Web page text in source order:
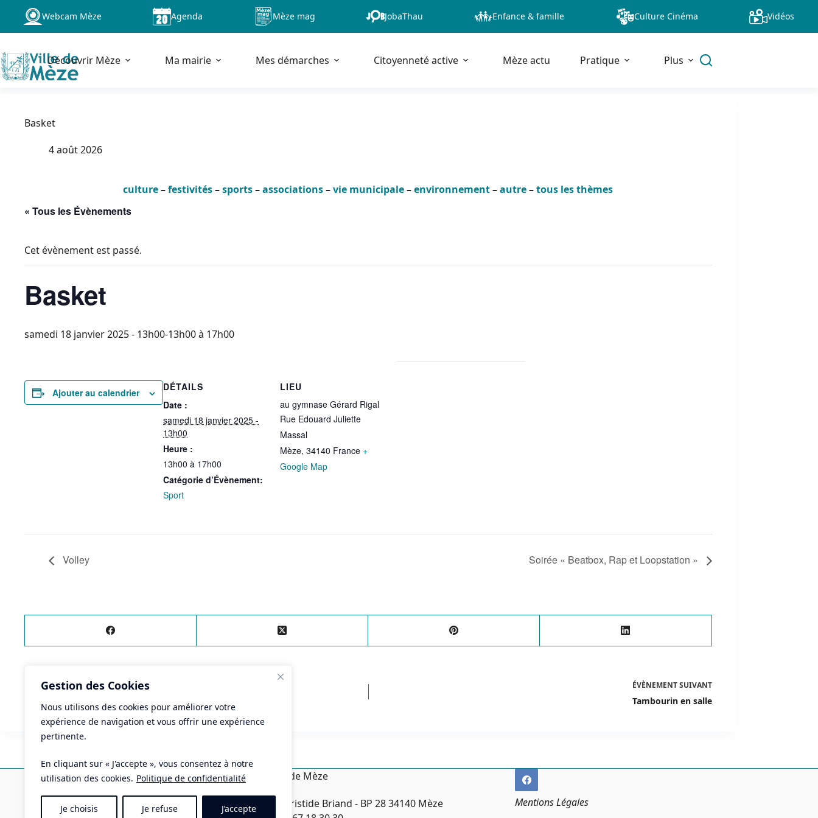
Gestion des Cookies
Nous utilisons des cookies pour améliorer votre
expérience de navigation et vous offrir une expérience
pertinente.
En cliquant sur « J'accepte », vous consentez à notre
utilisation des cookies. Politique de confidentialité
Je choisis Je refuse J’accepte
Passer
contenu
Webcam Mèze Agenda Mèze mag JobaThau Enfance & famille Culture Cinéma Vidéos
Découvrir Mèze Ma mairie Mes démarches Citoyenneté active Mèze actu Pratique Plus
Basket
4 août 2026
culture–festivités–sports–associations–vie municipale–environnement–autre–tous les thèmes
« Tous les Évènements
Cet évènement est passé.
Basket
samedi 18 janvier 2025 - 13h00-13h00à 17h00
Ajouter au calendrier
DÉTAILS
Date :
samedi 18 janvier 2025 -
13h00
Heure :
13h00 à 17h00
Catégorie d’Évènement:
Sport
LIEU
au gymnase Gérard Rigal
Rue Edouard Juliette
Massal
Mèze, 34140 France +
Google Map
Volley Soirée « Beatbox, Rap et Loopstation »
ÉVÈNEMENTPRÉCÉDENT
Tennis de Table
ÉVÈNEMENTSUIVANT
Tambourin en salle
Mairie de Mèze
Place Aristide Briand - BP 28 34140 Mèze
Mentions Légales